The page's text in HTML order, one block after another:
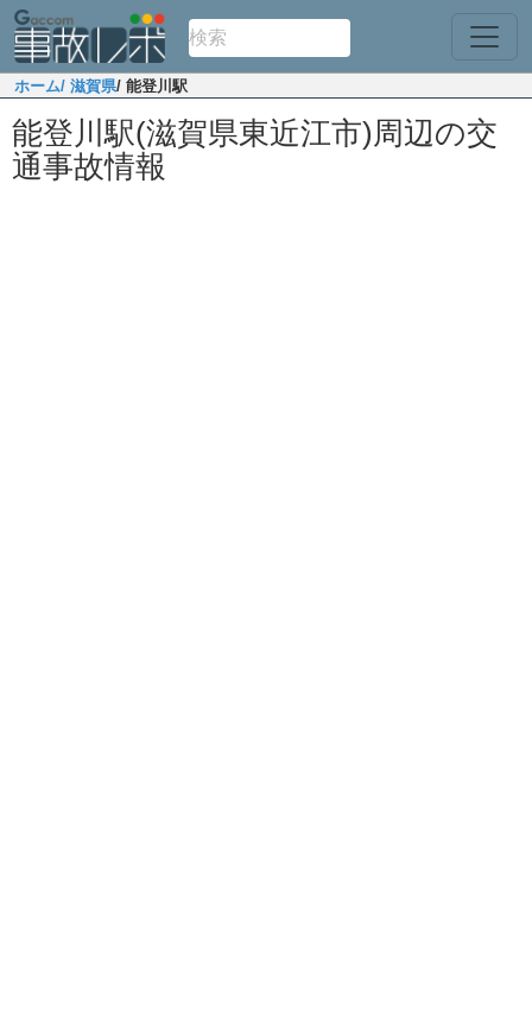
ホーム/ 滋賀県/ 能登川駅
能登川駅(滋賀県東近江市)周辺の交
通事故情報